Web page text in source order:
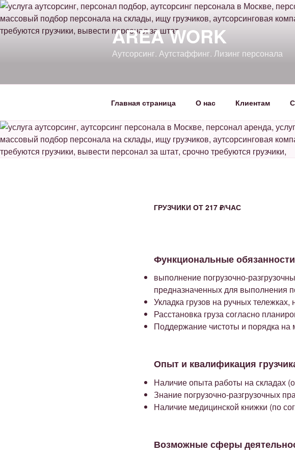
Перейти
к
содержимому
AREA WORK
Аутсорсинг. Аутстаффинг. Лизинг персонала
Главная страница О нас Клиентам
ГРУЗЧИКИ ОТ 217 ₽/ЧАС
Функциональные обязанности
выполнение погрузочно-
предназначенных для выполнения
Укладка грузов на ручных
Расстановка груза согласно
Поддержание чистоты и порядка на
Опыт и квалификация
Наличие опыта работы на складах
Знание погрузочно-разгрузочных
Наличие медицинской книжки (по
Возможные сферы